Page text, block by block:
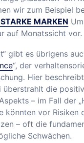
wir zum Beispiel
MARKEN
auf Monatssicht vor.
gibt es übrigens
“, der
Hier
überstrahlt die
– im Fall der
könnten vor Risiken
– oft die
Schwächen.